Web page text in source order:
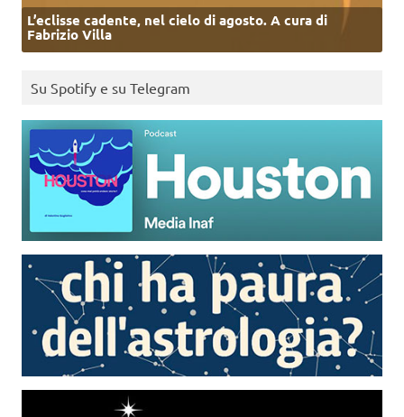
L’eclisse cadente, nel cielo di agosto. A cura di
Fabrizio Villa
Su Spotify e su Telegram